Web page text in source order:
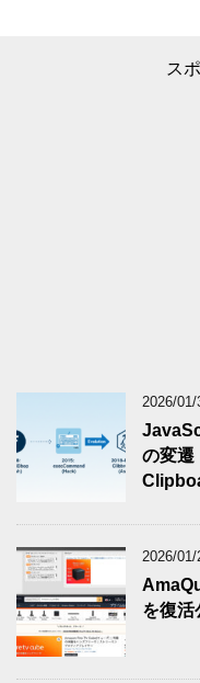
ス
2026/01/
の変
2026/01/
を復活